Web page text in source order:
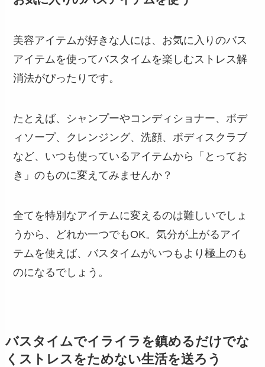
美容アイテムが好きな人には、お気に入りのバス
アイテムを使ってバスタイムを楽しむストレス解
消法がぴったりです。
たとえば、シャンプーやコンディショナー、ボデ
ィソープ、クレンジング、洗顔、ボディスクラブ
など、いつも使っているアイテムから「とってお
き」のものに変えてみませんか？
全てを特別なアイテムに変えるのは難しいでしょ
うから、どれか一つでもOK。気分が上がるアイ
テムを使えば、バスタイムがいつもより極上のも
のになるでしょう。
バスタイムでイライラを鎮めるだけでな
くストレスをためない生活を送ろう